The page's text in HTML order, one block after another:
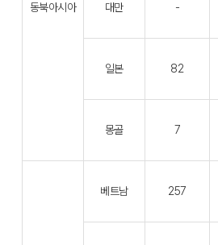
동북아시아 대만 -
일본 82
몽골 7
베트남 257